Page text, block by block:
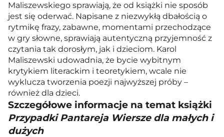
Maliszewskiego sprawiają, że od książki nie sposób
jest się oderwać. Napisane z niezwykłą dbałością o
rytmikę frazy, zabawne, momentami przechodzące
w gry słowne, sprawiają autentyczną przyjemność z
czytania tak dorosłym, jak i dzieciom. Karol
Maliszewski udowadnia, że bycie wybitnym
krytykiem literackim i teoretykiem, wcale nie
wyklucza tworzenia poezji najwyższej próby –
również dla dzieci.
Szczegółowe informacje na temat książki
Przypadki Pantareja Wiersze dla małych i
dużych